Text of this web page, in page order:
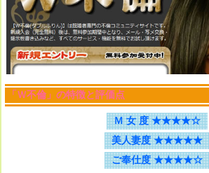
「Ｗ不倫」の特徴と評価点
Ｍ 女 度 ★★★★☆
美人妻度 ★★★★★
ご奉仕度 ★★★★☆